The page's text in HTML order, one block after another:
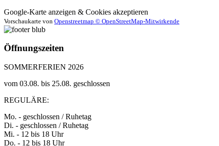
Google-Karte anzeigen & Cookies akzeptieren
Vorschaukarte von Openstreetmap © OpenStreetMap-Mitwirkende
Öffnungszeiten
SOMMERFERIEN 2026
vom 03.08. bis 25.08. geschlossen
REGULÄRE:
Mo. - geschlossen / Ruhetag
Di. - geschlossen / Ruhetag
Mi. - 12 bis 18 Uhr
Do. - 12 bis 18 Uhr